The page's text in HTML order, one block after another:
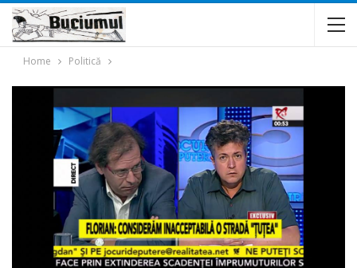
Home Politică